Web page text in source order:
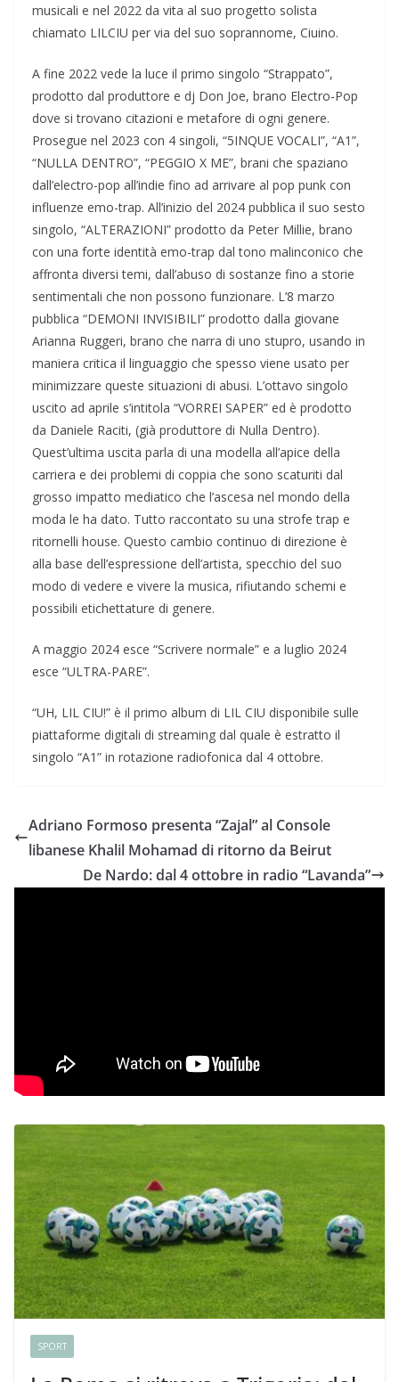
musicali e nel 2022 da vita al suo progetto solista
chiamato LILCIU per via del suo soprannome, Ciuino.
A fine 2022 vede la luce il primo singolo “Strappato”,
prodotto dal produttore e dj Don Joe, brano Electro-Pop
dove si trovano citazioni e metafore di ogni genere.
Prosegue nel 2023 con 4 singoli, “5INQUE VOCALI”, “A1”,
“NULLA DENTRO”, “PEGGIO X ME”, brani che spaziano
dall’electro-pop all’indie fino ad arrivare al pop punk con
influenze emo-trap. All’inizio del 2024 pubblica il suo sesto
singolo, “ALTERAZIONI” prodotto da Peter Millie, brano
con una forte identità emo-trap dal tono malinconico che
affronta diversi temi, dall’abuso di sostanze fino a storie
sentimentali che non possono funzionare. L’8 marzo
pubblica “DEMONI INVISIBILI” prodotto dalla giovane
Arianna Ruggeri, brano che narra di uno stupro, usando in
maniera critica il linguaggio che spesso viene usato per
minimizzare queste situazioni di abusi. L’ottavo singolo
uscito ad aprile s’intitola “VORREI SAPER” ed è prodotto
da Daniele Raciti, (già produttore di Nulla Dentro).
Quest’ultima uscita parla di una modella all’apice della
carriera e dei problemi di coppia che sono scaturiti dal
grosso impatto mediatico che l’ascesa nel mondo della
moda le ha dato. Tutto raccontato su una strofe trap e
ritornelli house. Questo cambio continuo di direzione è
alla base dell’espressione dell’artista, specchio del suo
modo di vedere e vivere la musica, rifiutando schemi e
possibili etichettature di genere.
A maggio 2024 esce “Scrivere normale” e a luglio 2024
esce “ULTRA-PARE”.
“UH, LIL CIU!” è il primo album di LIL CIU disponibile sulle
piattaforme digitali di streaming dal quale è estratto il
singolo “A1” in rotazione radiofonica dal 4 ottobre.
Adriano Formoso presenta “Zajal” al Console
libanese Khalil Mohamad di ritorno da Beirut
De Nardo: dal 4 ottobre in radio “Lavanda”
SPORT